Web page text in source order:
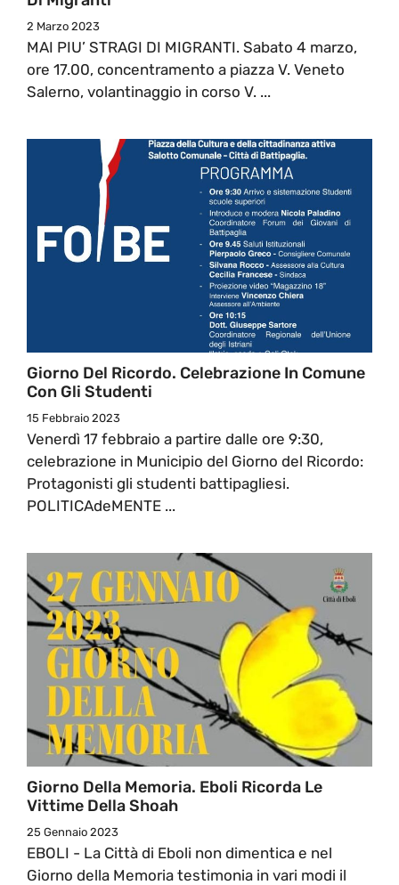
2 Marzo 2023
MAI PIU’ STRAGI DI MIGRANTI. Sabato 4 marzo,
ore 17.00, concentramento a piazza V. Veneto
Salerno, volantinaggio in corso V. ...
Giorno Del Ricordo. Celebrazione In Comune
Con Gli Studenti
15 Febbraio 2023
Venerdì 17 febbraio a partire dalle ore 9:30,
celebrazione in Municipio del Giorno del Ricordo:
Protagonisti gli studenti battipagliesi.
POLITICAdeMENTE ...
Giorno Della Memoria. Eboli Ricorda Le
Vittime Della Shoah
25 Gennaio 2023
EBOLI - La Città di Eboli non dimentica e nel
Giorno della Memoria testimonia in vari modi il